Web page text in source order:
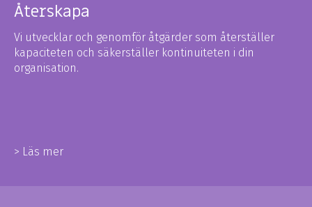
Återskapa
Vi utvecklar och genomför åtgärder som återställer
kapaciteten och säkerställer kontinuiteten i din
organisation.
> Läs mer